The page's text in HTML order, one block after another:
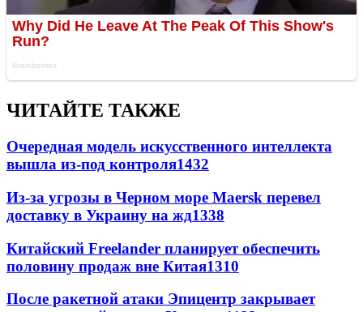
ЧИТАЙТЕ ТАКЖЕ
Очередная модель искусственного интеллекта
вышла из-под контроля1432
Из-за угрозы в Черном море Maersk перевел
доставку в Украину на жд1338
Китайский Freelander планирует обеспечить
половину продаж вне Китая1310
После ракетной атаки Эпицентр закрывает